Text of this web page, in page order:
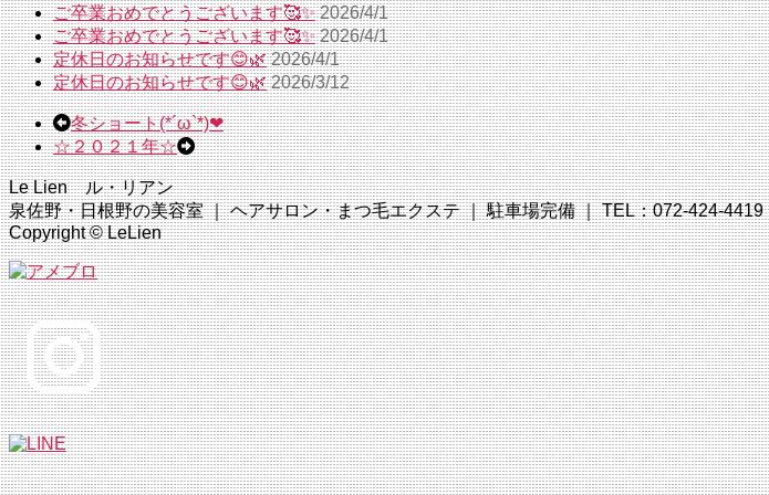
ご卒業おめでとうございます🥰✨ 2026/4/1
ご卒業おめでとうございます🥰✨ 2026/4/1
定休日のお知らせです😊🌿 2026/4/1
定休日のお知らせです😊🌿 2026/3/12
冬ショート(*´ω`*)❤
☆２０２１年☆
Le Lien ル・リアン
泉佐野・日根野の美容室 ｜ ヘアサロン・まつ毛エクステ ｜ 駐車場完備 ｜ TEL：072-424-4419
Copyright © LeLien